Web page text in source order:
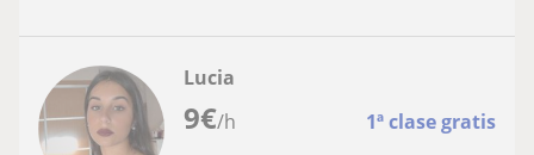
9€/h 1ª clase gratis
Lucia